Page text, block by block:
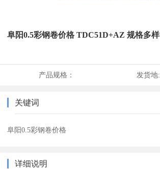
阜阳0.5彩钢卷价格 TDC51D+AZ 规格多样
产品规格： 发货地:
关键词
阜阳0.5彩钢卷价格
详细说明